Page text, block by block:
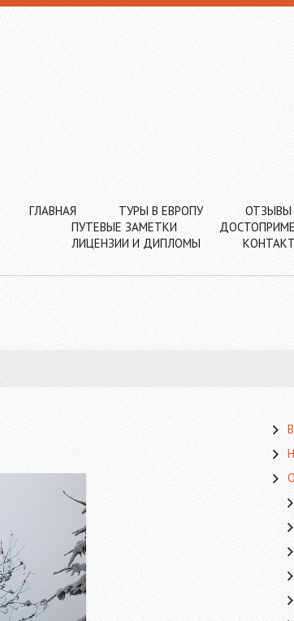
ГЛАВНАЯ ТУРЫ В ЕВРОПУ ОТЗЫВЫ
ПУТЕВЫЕ ЗАМЕТКИ
ЛИЦЕНЗИИ И ДИПЛОМЫ